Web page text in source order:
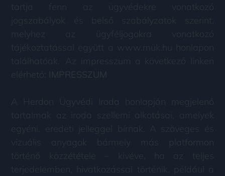
tartja fenn az ügyvédekre vonatkozó
jogszabályok és belső szabályzatok szerint,
melyhez az ügyféljogokra vonatkozó
tájékoztatással együtt a www.mük.hu honlapon
találhatóak. Az impresszum a következő linken
elérhető: IMPRESSZUM
A Herdon Ügyvédi Iroda honlapján megjelenő
tartalmak az iroda szellemi alkotásai, amelyek
egyéni, eredeti jelleggel bírnak. A szöveges és
vizuális anyagok bármely más platformon
történő közzététele – kivéve, ha az teljes
terjedelemben, hivatkozással történik, például a